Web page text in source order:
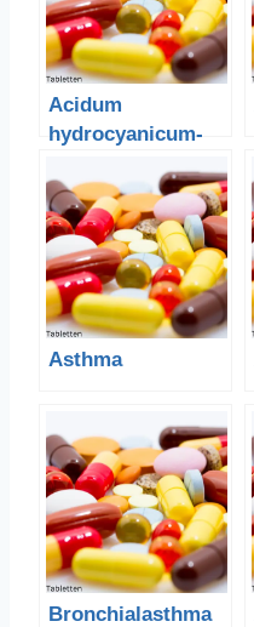
Acidum
hydrocyanicum-
Asthma
Bronchialasthma